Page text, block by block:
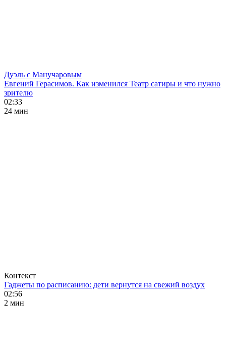
Дуэль с Манучаровым
Евгений Герасимов. Как изменился Театр сатиры и что нужно
зрителю
02:33
24 мин
Контекст
Гаджеты по расписанию: дети вернутся на свежий воздух
02:56
2 мин